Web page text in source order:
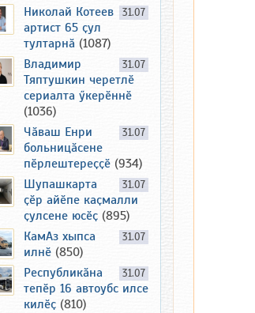
31.07
Николай Котеев
артист 65 ҫул
тултарнӑ (1087)
31.07
Владимир
Тяптушкин черетлӗ
сериалта ӳкерӗннӗ
(1036)
31.07
Чӑваш Енри
больницӑсене
пӗрлештереҫҫӗ (934)
31.07
Шупашкарта
ҫӗр айӗпе каҫмалли
ҫулсене юсӗҫ (895)
31.07
КамАз хыпса
илнӗ (850)
31.07
Республикӑна
тепӗр 16 автоубс илсе
килӗҫ (810)